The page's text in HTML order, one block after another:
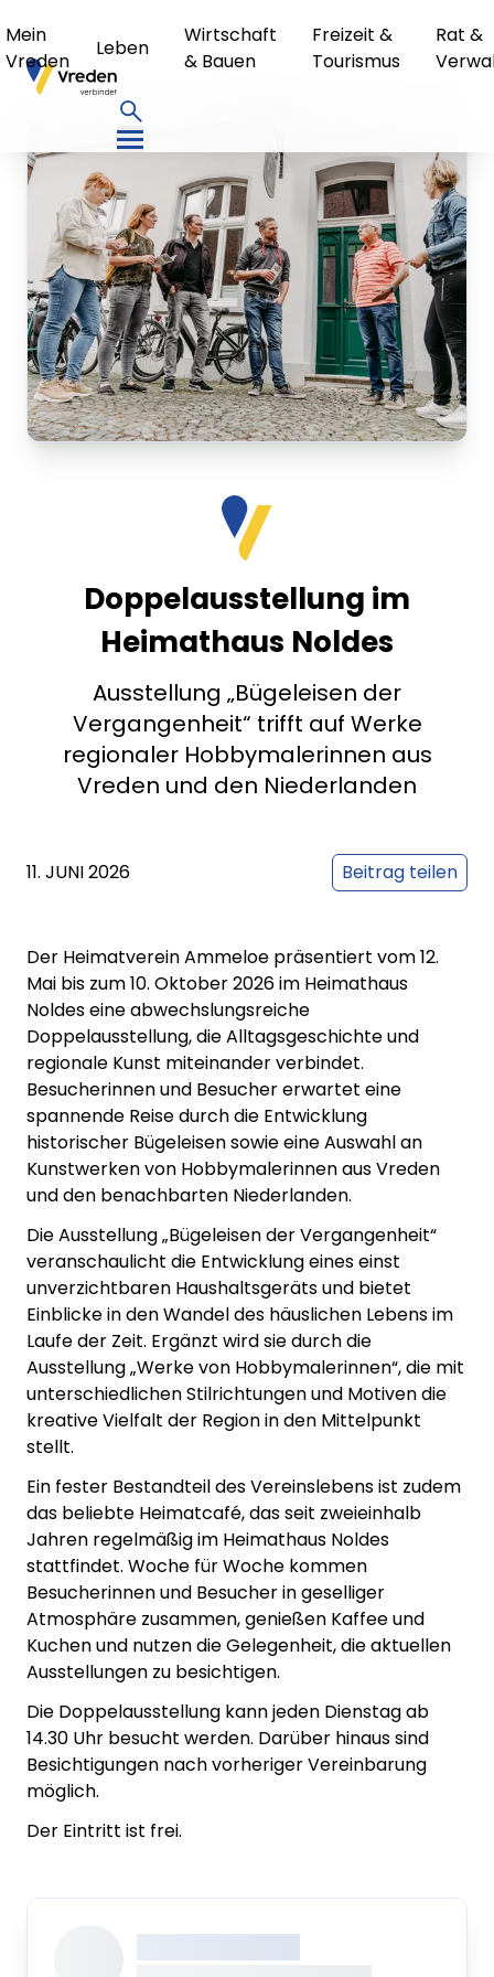
Mein
Vreden
Leben
Wirtschaft
& Bauen
Freizeit &
Tourismus
Rat &
Doppelausstellung im
Heimathaus Noldes
Ausstellung „Bügeleisen der
Vergangenheit“ trifft auf Werke
regionaler Hobbymalerinnen aus
Vreden und den Niederlanden
11. JUNI 2026 Beitrag teilen
Der Heimatverein Ammeloe präsentiert vom 12.
Mai bis zum 10. Oktober 2026 im Heimathaus
Noldes eine abwechslungsreiche
Doppelausstellung, die Alltagsgeschichte und
regionale Kunst miteinander verbindet.
Besucherinnen und Besucher erwartet eine
spannende Reise durch die Entwicklung
historischer Bügeleisen sowie eine Auswahl an
Kunstwerken von Hobbymalerinnen aus Vreden
und den benachbarten Niederlanden.
Die Ausstellung „Bügeleisen der Vergangenheit“
veranschaulicht die Entwicklung eines einst
unverzichtbaren Haushaltsgeräts und bietet
Einblicke in den Wandel des häuslichen Lebens im
Laufe der Zeit. Ergänzt wird sie durch die
Ausstellung „Werke von Hobbymalerinnen“, die mit
unterschiedlichen Stilrichtungen und Motiven die
kreative Vielfalt der Region in den Mittelpunkt
stellt.
Ein fester Bestandteil des Vereinslebens ist zudem
das beliebte Heimatcafé, das seit zweieinhalb
Jahren regelmäßig im Heimathaus Noldes
stattfindet. Woche für Woche kommen
Besucherinnen und Besucher in geselliger
Atmosphäre zusammen, genießen Kaffee und
Kuchen und nutzen die Gelegenheit, die aktuellen
Ausstellungen zu besichtigen.
Die Doppelausstellung kann jeden Dienstag ab
14.30 Uhr besucht werden. Darüber hinaus sind
Besichtigungen nach vorheriger Vereinbarung
möglich.
Der Eintritt ist frei.